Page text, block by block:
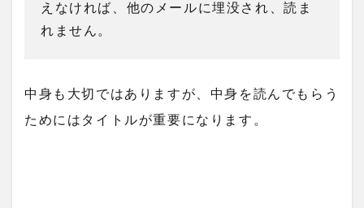
えなければ、他のメールに埋没され、読ま
れません。
中身も大切ではありますが、中身を読んでもらう
ためにはタイトルが重要になります。